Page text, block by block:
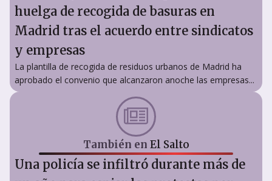
huelga de recogida de basuras en
Madrid tras el acuerdo entre sindicatos
y empresas
La plantilla de recogida de residuos urbanos de Madrid ha
aprobado el convenio que alcanzaron anoche las empresas...
También en El Salto
Una policía se infiltró durante más de